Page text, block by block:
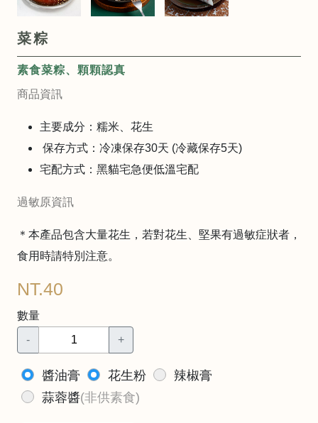
菜粽
素食菜粽、顆顆認真
商品資訊
主要成分：糯米、花生
保存方式：冷凍保存30天 (冷藏保存5天)
宅配方式：黑貓宅急便低溫宅配
過敏原資訊
＊本產品包含大量花生，若對花生、堅果有過敏症狀者，
食用時請特別注意。
NT.40
數量
-
+
醬油膏 花生粉
辣椒膏
蒜蓉醬(非供素食)